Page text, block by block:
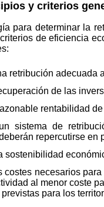
y criterios
para determinar la
de eficiencia
retribución adecuada
de las
rentabilidad
sistema de
repercutirse en
sostenibilidad
costes necesarios
al menor coste
para los